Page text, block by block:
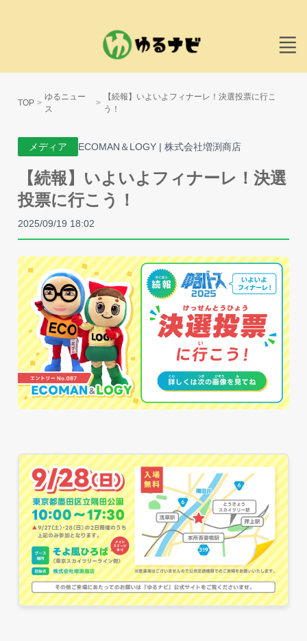
TOP
ゆるニュー
ス
【続報】いよいよフィナーレ！決選投票に行こ
う！
メディア ECOMAN＆LOGY | 株式会社増渕商店
【続報】いよいよフィナーレ！決選
投票に行こう！
2025/09/19 18:02